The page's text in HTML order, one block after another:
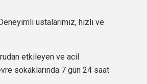
ustalarımız, hızlı ve
etkileyen ve acil
sokaklarında 7 gün 24 saat